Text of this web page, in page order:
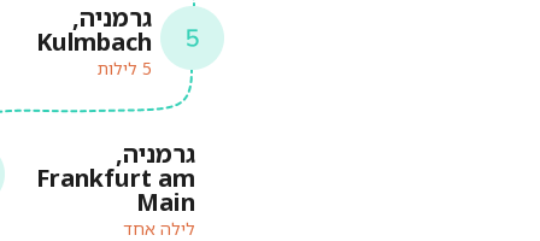
גרמניה,
Kulmbach
5 לילות
גרמניה,
Frankfurt am
Main
לילה אחד